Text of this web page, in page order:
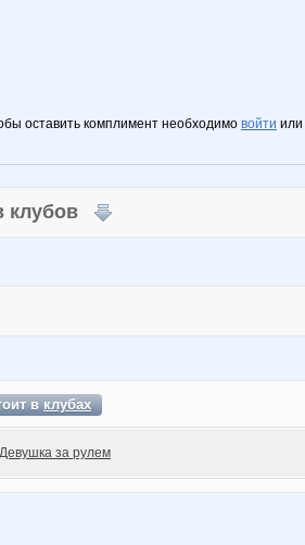
оставить комплимент необходимо войти или
клубов
вклубах
Девушка за рулем